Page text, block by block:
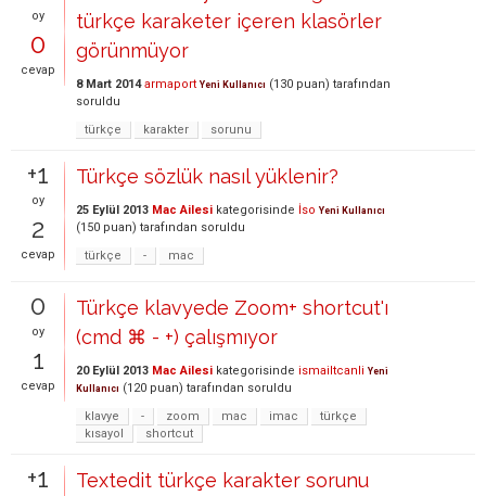
oy
0
cevap
türkçe karaketer içeren klasörler
görünmüyor
8 Mart 2014 armaport Yeni Kullanıcı (130 puan) tarafından
soruldu
türkçe
karakter sorunu
+1
oy
2
cevap
Türkçe sözlük nasıl yüklenir?
25 Eylül 2013 Mac Ailesi kategorisinde İso Yeni Kullanıcı
(150 puan) tarafından soruldu
türkçe
- mac
0
oy
1
cevap
Türkçe klavyede Zoom+ shortcut'ı
(cmd ⌘ - +) çalışmıyor
20 Eylül 2013 Mac Ailesi kategorisinde ismailtcanli Yeni
Kullanıcı (120 puan) tarafından soruldu
klavye
- zoom mac imac
türkçe
kısayol
shortcut
+1 Textedit türkçe karakter sorunu